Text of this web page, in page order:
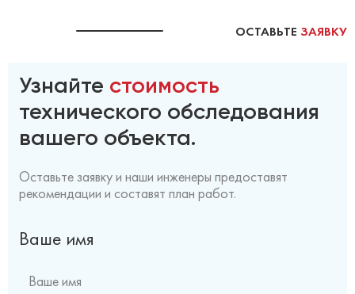
ОСТАВЬТЕ ЗАЯВКУ
Узнайте стоимость
технического обследования
вашего объекта.
Оставьте заявку и наши инженеры предоставят
рекомендации и составят план работ.
Ваше имя